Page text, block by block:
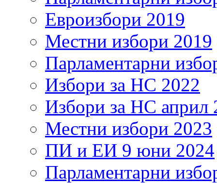
Евроизбори 2019
Местни избори 2019
Парламентарни
Избори за НС 2022
Избори за НС април
Местни избори 2023
ПИ и ЕИ 9 юни 2024
Парламентарни